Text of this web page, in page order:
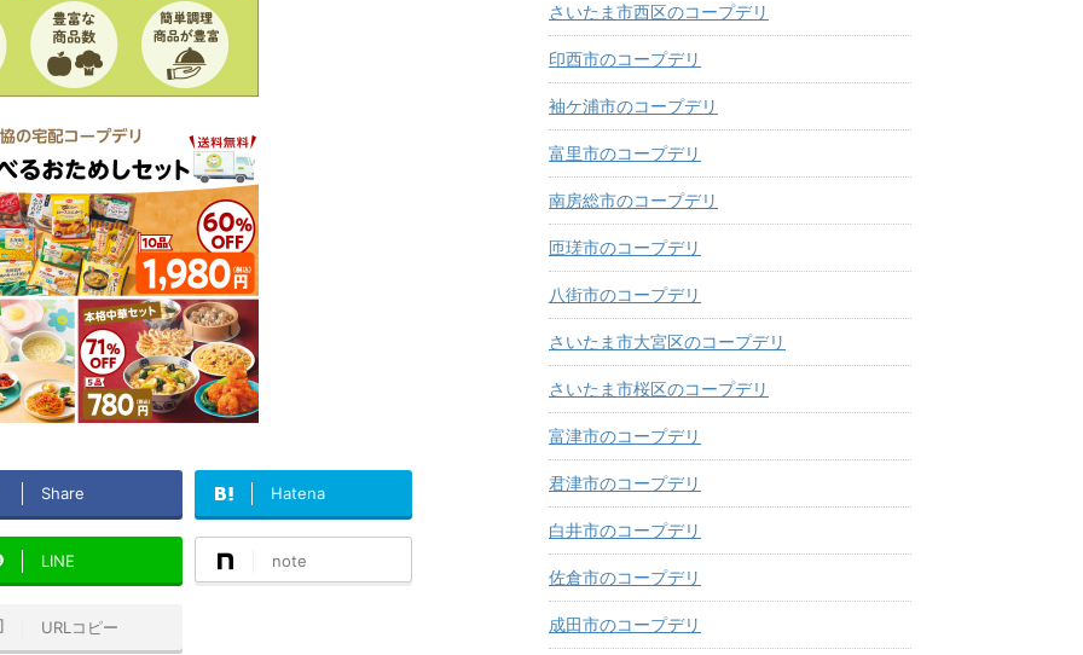
Share Hatena
LINE note
URLコピー
さいたま市西区のコープデリ
印西市のコープデリ
袖ケ浦市のコープデリ
富里市のコープデリ
南房総市のコープデリ
匝瑳市のコープデリ
八街市のコープデリ
さいたま市大宮区のコープデリ
さいたま市桜区のコープデリ
富津市のコープデリ
君津市のコープデリ
白井市のコープデリ
佐倉市のコープデリ
成田市のコープデリ